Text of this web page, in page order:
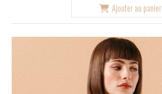
Ajouter au panier